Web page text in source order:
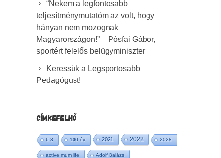
“Nekem a legfontosabb
teljesítménymutatóm az volt, hogy
hányan nem mozognak
Magyarországon!” – Pósfai Gábor,
sportért felelős belügyminiszter
Keressük a Legsportosabb
Pedagógust!
CÍMKEFELHŐ
6:3 100 év 2021 2022 2028
active mum life Adolf Balázs